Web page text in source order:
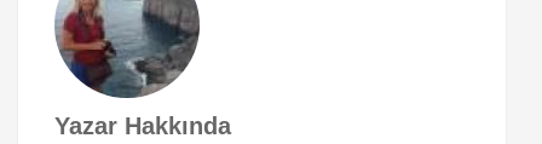
Yazar Hakkında